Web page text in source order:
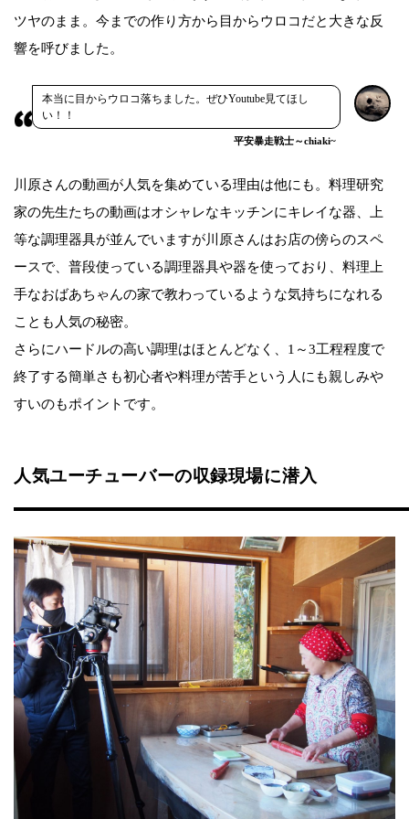
ツヤのまま。今までの作り方から目からウロコだと大きな反
響を呼びました。
本当に目からウロコ落ちました。ぜひYoutube見てほし
い！！
平安暴走戦士～chiaki~
川原さんの動画が人気を集めている理由は他にも。料理研究
家の先生たちの動画はオシャレなキッチンにキレイな器、上
等な調理器具が並んでいますが川原さんはお店の傍らのスペ
ースで、普段使っている調理器具や器を使っており、料理上
手なおばあちゃんの家で教わっているような気持ちになれる
ことも人気の秘密。
さらにハードルの高い調理はほとんどなく、1～3工程程度で
終了する簡単さも初心者や料理が苦手という人にも親しみや
すいのもポイントです。
人気ユーチューバーの収録現場に潜入